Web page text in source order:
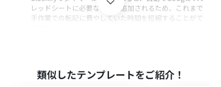
レッドシートに必要な情報が追加されるため、これまで
手作業での転記に費やしていた時間を短縮することがで
■フローボットの流れ
類似したテンプレートをご紹介！